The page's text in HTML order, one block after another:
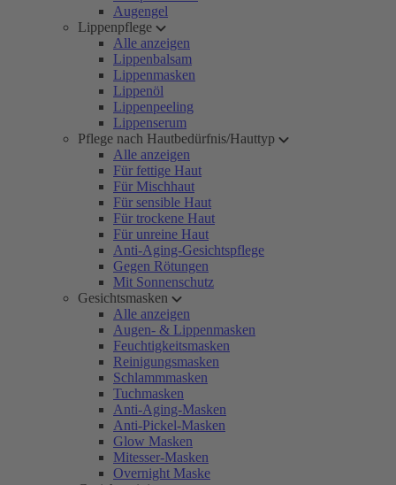
Augengel
Lippenpflege
Alle anzeigen
Lippenbalsam
Lippenmasken
Lippenöl
Lippenpeeling
Lippenserum
Pflege nach Hautbedürfnis/Hauttyp
Alle anzeigen
Für fettige Haut
Für Mischhaut
Für sensible Haut
Für trockene Haut
Für unreine Haut
Anti-Aging-Gesichtspflege
Gegen Rötungen
Mit Sonnenschutz
Gesichtsmasken
Alle anzeigen
Augen- & Lippenmasken
Feuchtigkeitsmasken
Reinigungsmasken
Schlammmasken
Tuchmasken
Anti-Aging-Masken
Anti-Pickel-Masken
Glow Masken
Mitesser-Masken
Overnight Maske